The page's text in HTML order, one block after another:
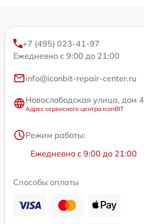
+7 (495) 023-41-97
Ежедневно с 9:00 до 21:00
info@iconbit-repair-center.ru
Новослободская улица, дом 4
Адрес сервисного центра iconBIT
Режим работы:
Ежедневно с 9:00 до 21:00
Способы оплаты